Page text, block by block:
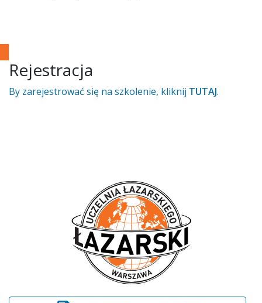
Rejestracja
By zarejestrować się na szkolenie, kliknij TUTAJ.